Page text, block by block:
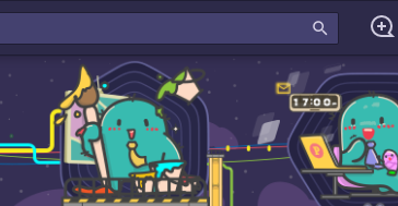
search